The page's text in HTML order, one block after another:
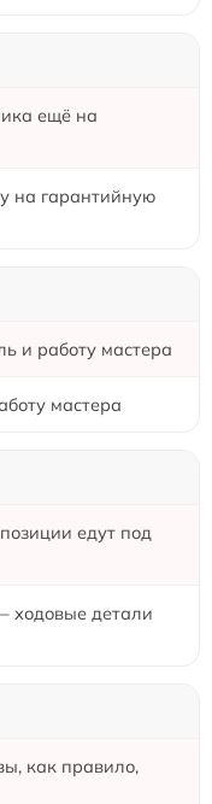
ещё на
на гарантийную
и работу мастера
мастера
едут под
ходовые детали
как правило,